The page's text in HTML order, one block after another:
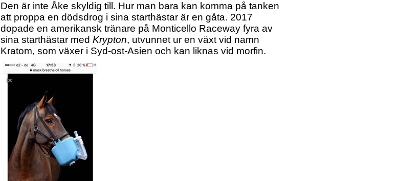
Den är inte Åke skyldig till. Hur man bara kan komma på tanken
att proppa en dödsdrog i sina starthästar är en gåta. 2017
dopade en amerikansk tränare på Monticello Raceway fyra av
sina starthästar med Krypton, utvunnet ur en växt vid namn
Kratom, som växer i Syd-ost-Asien och kan liknas vid morfin.